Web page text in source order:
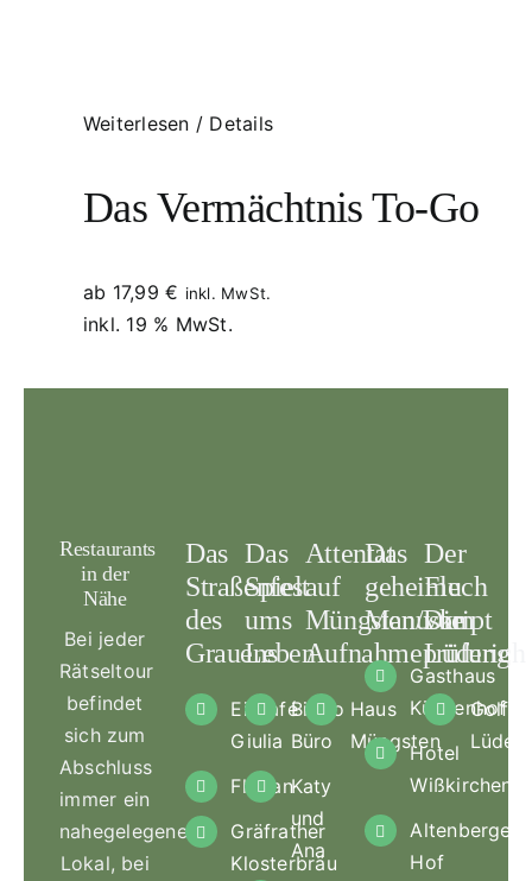
Weiterlesen / Details
Das Vermächtnis To-Go
ab 17,99€ inkl. MwSt.
inkl. 19 % MwSt.
Restaurants
in der
Nähe
Bei jeder
Rätseltour
befindet
sich zum
Abschluss
immer ein
nahegelegenes
Lokal, bei
Das
Straßenfest
des
Grauens
Eiscafé
Giulia
Florian
Gräfrather
Klosterbräu
Das
Spiel
ums
Leben
Bistro
Büro
Katy
und
Ana
Attentat
auf
Müngsten/Die
Aufnahmeprüfung
Haus
Müngsten
Das
geheime
Manuskript
Gasthaus
Küchenhof
Hotel
Wißkirchen
Altenberger
Hof
Der
Fluch
vom
Lüderich